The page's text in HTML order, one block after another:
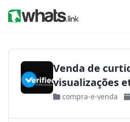
Venda de
visualizações
compra-e-venda